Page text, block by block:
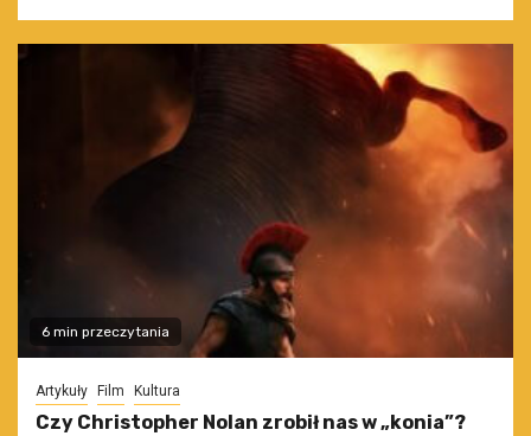
6 min przeczytania
Artykuły Film Kultura
Czy Christopher Nolan zrobił nas w „konia”?